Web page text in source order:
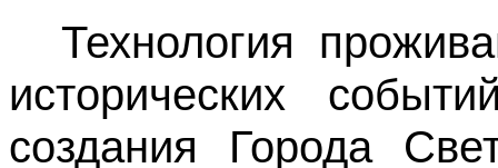
Технология
исторических
создания Города